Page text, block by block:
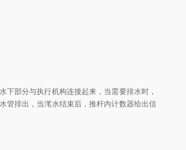
部分与执行机构连接起来，当需要排水时，
管排出，当滗水结束后，推杆内计数器给出信